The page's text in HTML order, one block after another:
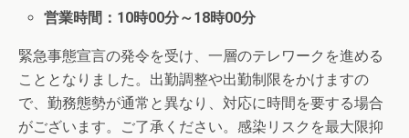
営業時間：10時00分～18時00分
緊急事態宣言の発令を受け、一層のテレワークを進める
こととなりました。出勤調整や出勤制限をかけますの
で、勤務態勢が通常と異なり、対応に時間を要する場合
がございます。ご了承ください。感染リスクを最大限抑